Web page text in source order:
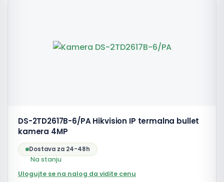
DS-2TD2617B-6/PA Hikvision IP termalna bullet
kamera 4MP
Dostava za 24-48h
Na stanju
Ulogujte se na nalog da vidite cenu